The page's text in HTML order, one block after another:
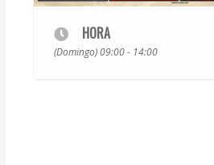
HORA
(Domingo) 09:00 - 14:00